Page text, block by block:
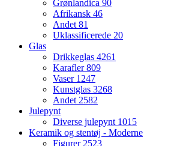
Grønlandica 90
Afrikansk 46
Andet81
Uklassificerede 20
Glas
Drikkeglas 4261
Karafler809
Vaser 1247
Kunstglas 3268
Andet2582
Julepynt
Diverse julepynt 1015
Keramik og stentøj - Moderne
Figurer2523